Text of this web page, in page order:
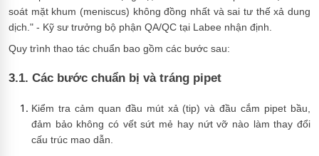
soát mặt khum (meniscus) không đồng nhất và sai tư thế xả dung
dịch." - Kỹ sư trưởng bộ phận QA/QC tại Labee nhận định.
Quy trình thao tác chuẩn bao gồm các bước sau:
3.1. Các bước chuẩn bị và tráng pipet
Kiểm tra cảm quan đầu mút xả (tip) và đầu cắm pipet bầu,
đảm bảo không có vết sứt mẻ hay nứt vỡ nào làm thay đổi
cấu trúc mao dẫn.